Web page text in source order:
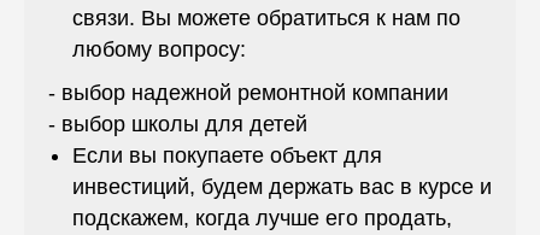
связи. Вы можете обратиться к нам по
любому вопросу:
- выбор надежной ремонтной компании
- выбор школы для детей
Если вы покупаете объект для
инвестиций, будем держать вас в курсе и
подскажем, когда лучше его продать,